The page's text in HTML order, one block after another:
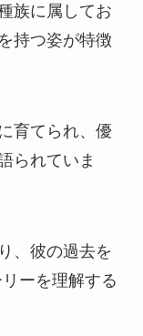
族に属してお
持つ姿が特徴
育てられ、優
られていま
、彼の過去を
ーを理解する